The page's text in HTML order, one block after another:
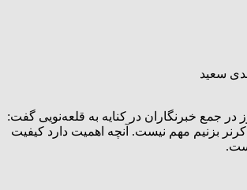
سعید
در جمع خبرنگاران در کنایه به قلعه‌نویی گفت:
بزنیم مهم نیست. آنچه اهمیت دارد کیفیت